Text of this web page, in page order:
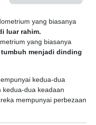
yang biasanya
luar rahim.
yang biasanya
tumbuh menjadi dinding
kedua-dua
kedua-dua keadaan
mempunyai perbezaan